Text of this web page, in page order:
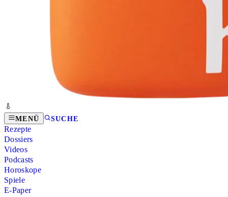
MENÜ SUCHE
Rezepte
Dossiers
Videos
Podcasts
Horoskope
Spiele
E-Paper